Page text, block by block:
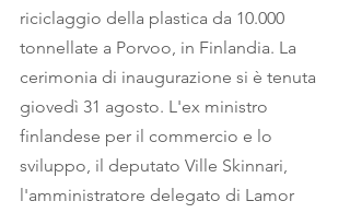
riciclaggio della plastica da 10.000
tonnellate a Porvoo, in Finlandia. La
cerimonia di inaugurazione si è tenuta
giovedì 31 agosto. L'ex ministro
finlandese per il commercio e lo
sviluppo, il deputato Ville Skinnari,
l'amministratore delegato di Lamor